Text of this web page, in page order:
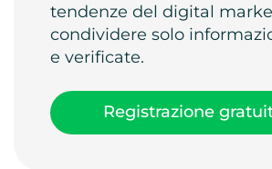
tendenze del digital
condividere solo
e verificate.
Registrazione